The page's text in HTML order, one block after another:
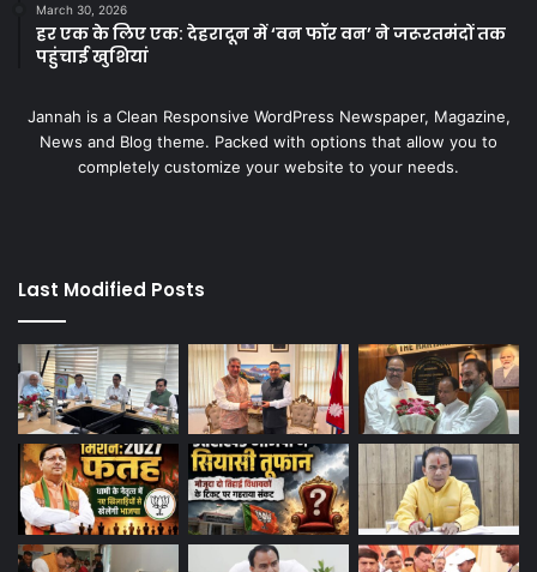
March 30, 2026
हर एक के लिए एक: देहरादून में ‘वन फॉर वन’ ने जरूरतमंदों तक
पहुंचाई खुशियां
Jannah is a Clean Responsive WordPress Newspaper, Magazine,
News and Blog theme. Packed with options that allow you to
completely customize your website to your needs.
Last Modified Posts